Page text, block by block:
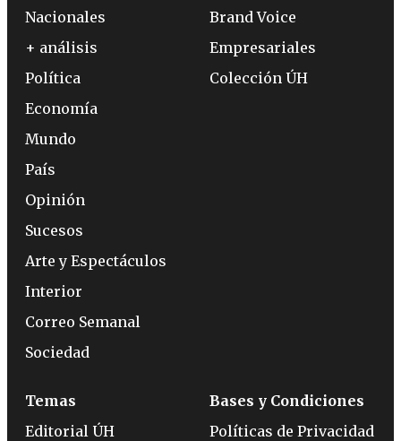
Nacionales
+ análisis
Política
Economía
Mundo
País
Opinión
Sucesos
Arte y Espectáculos
Interior
Correo Semanal
Sociedad
Brand Voice
Empresariales
Colección ÚH
Temas
Editorial ÚH
Bases y Condiciones
Políticas de Privacidad